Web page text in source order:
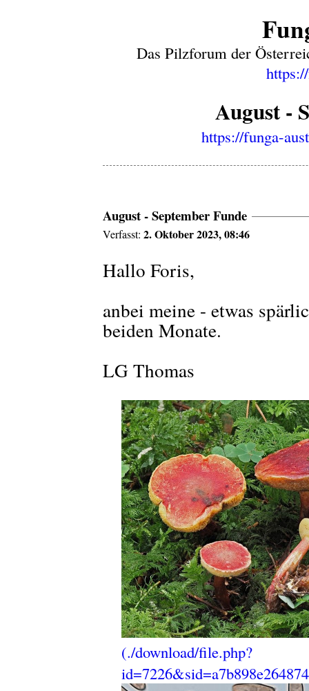
Das Pilzforum der
August -
https://funga-
August - September Funde
Verfasst:2. Oktober 2023, 08:46
Hallo Foris,
anbei meine - etwas
beiden Monate.
LG Thomas